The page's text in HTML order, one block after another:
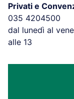
Privati e
035 4204500
dal lunedì al
alle 13